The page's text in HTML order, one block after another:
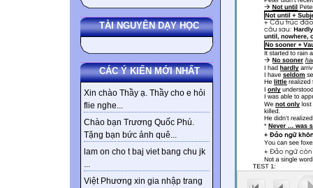
TÀI NGUYÊN DẠY HỌC
CÁC Ý KIẾN MỚI NHẤT
Xin chào Thầy ạ. Thầy cho e hỏi
flie nghe...
Chào bạn Trương Quốc Phú.
Tặng bạn bức ảnh quê...
lam on cho t baj viet bang chu jk
...
Việt Phương xin gia nhập trang